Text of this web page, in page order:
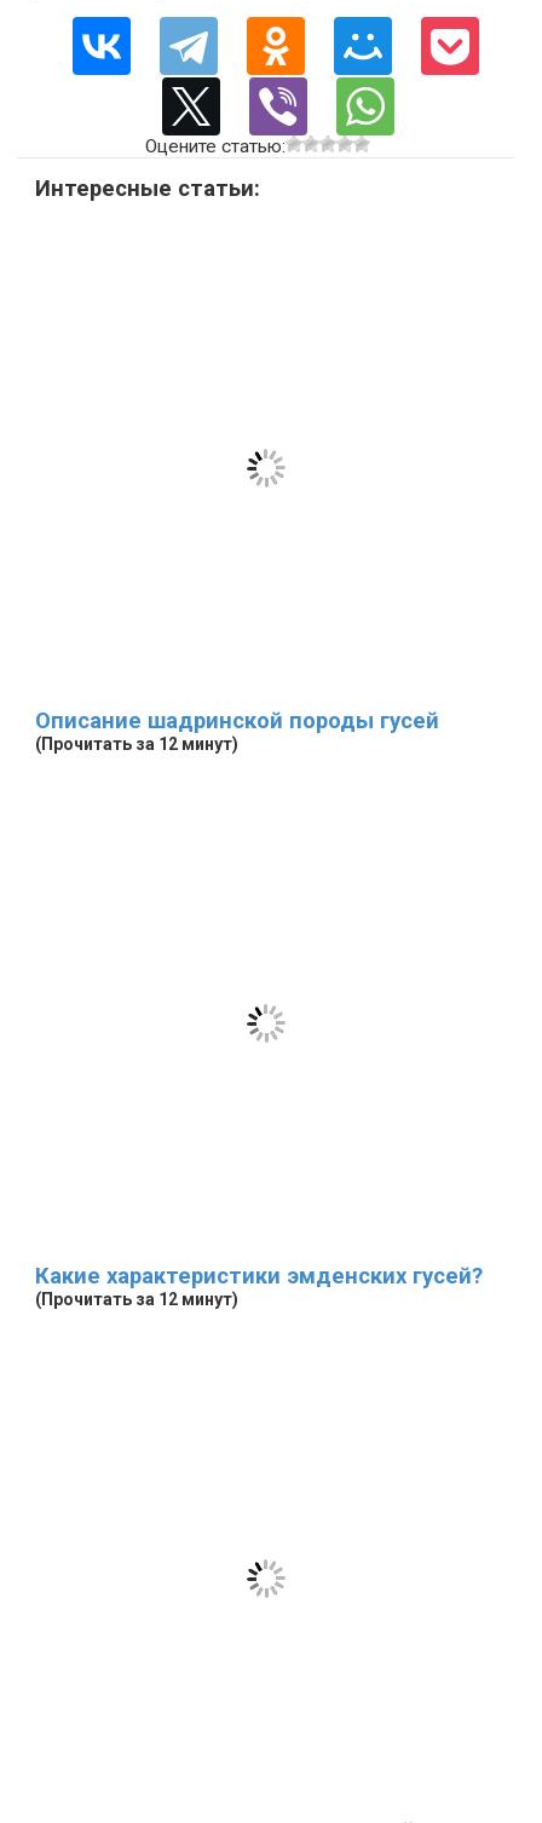
Оцените статью:
Интересные статьи:
Описание шадринской породы гусей
(Прочитать за 12 минут)
Какие характеристики эмденских гусей?
(Прочитать за 12 минут)